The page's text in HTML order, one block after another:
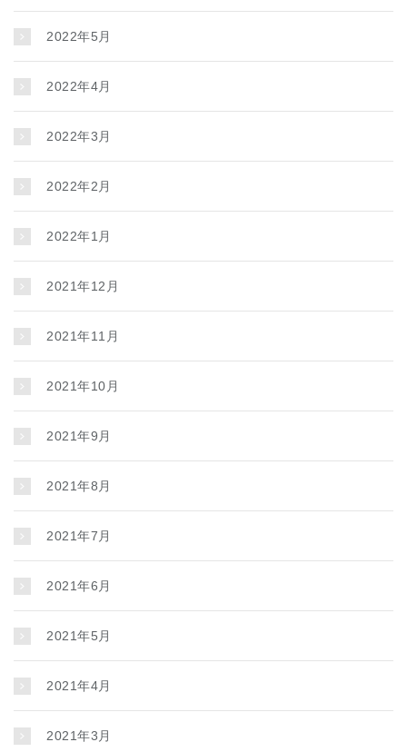
2022年5月
2022年4月
2022年3月
2022年2月
2022年1月
2021年12月
2021年11月
2021年10月
2021年9月
2021年8月
2021年7月
2021年6月
2021年5月
2021年4月
2021年3月